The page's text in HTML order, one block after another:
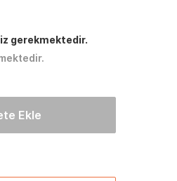
gerekmektedir.
Ekle